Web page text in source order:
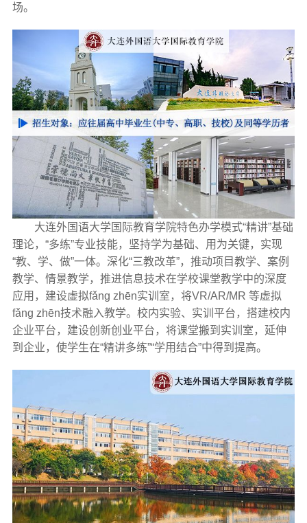
场。
大连外国语大学国际教育学院特色办学模式“精讲”基础
理论，“多练”专业技能，坚持学为基础、用为关键，实现
“教、学、做”一体。深化“三教改革”，推动项目教学、案例
教学、情景教学，推进信息技术在学校课堂教学中的深度
应用，建设虚拟fǎng zhēn实训室，将VR/AR/MR 等虚拟
fǎng zhēn技术融入教学。校内实验、实训平台，搭建校内
企业平台，建设创新创业平台，将课堂搬到实训室，延伸
到企业，使学生在“精讲多练”“学用结合”中得到提高。